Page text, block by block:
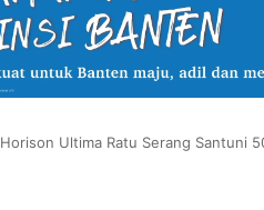
Horison Ultima Ratu Serang Santuni